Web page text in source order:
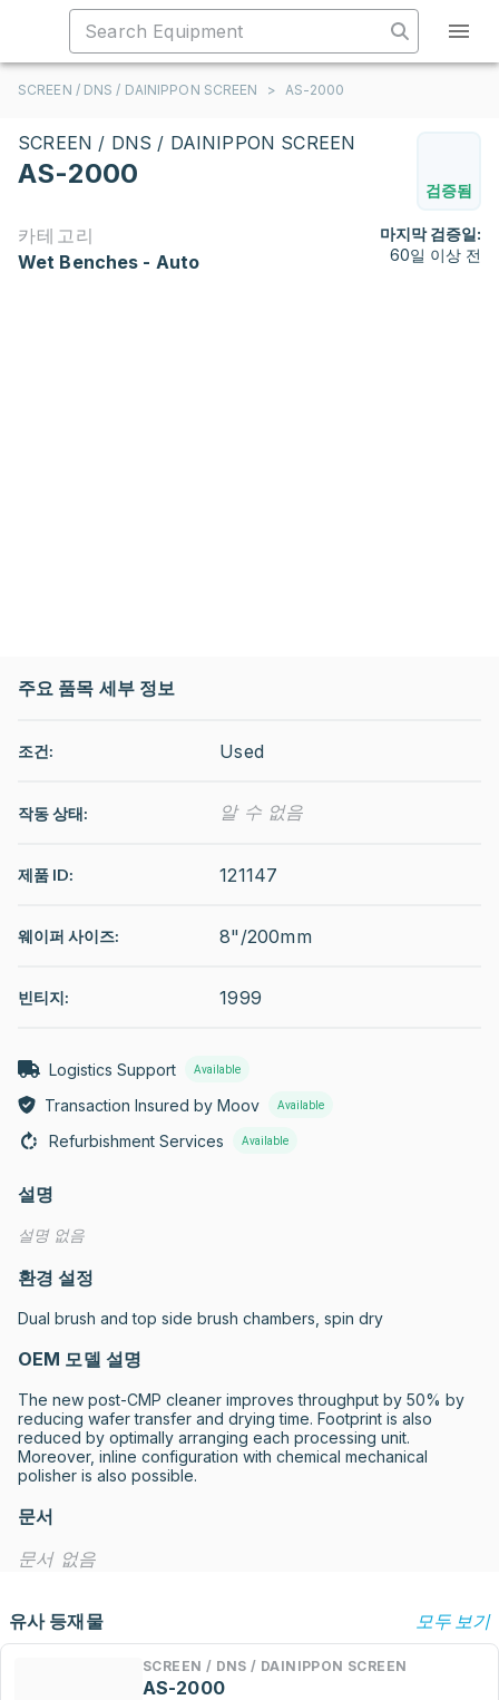
SCREEN / DNS / DAINIPPON SCREEN > AS-2000
SCREEN / DNS / DAINIPPON SCREEN
AS-2000
검증됨
카테고리
Wet Benches - Auto
마지막 검증일:
60일 이상 전
주요 품목 세부 정보
조건: Used
작동 상태: 알 수 없음
제품 ID: 121147
웨이퍼 사이즈: 8"/200mm
빈티지: 1999
Logistics Support Available
Transaction Insured by Moov Available
Refurbishment Services Available
설명
설명 없음
환경 설정
Dual brush and top side brush chambers, spin dry
OEM 모델 설명
The new post-CMP cleaner improves throughput by 50% by
reducing wafer transfer and drying time. Footprint is also
reduced by optimally arranging each processing unit.
Moreover, inline configuration with chemical mechanical
polisher is also possible.
문서
문서 없음
유사 등재물 모두 보기
SCREEN / DNS / DAINIPPON SCREEN
AS-2000